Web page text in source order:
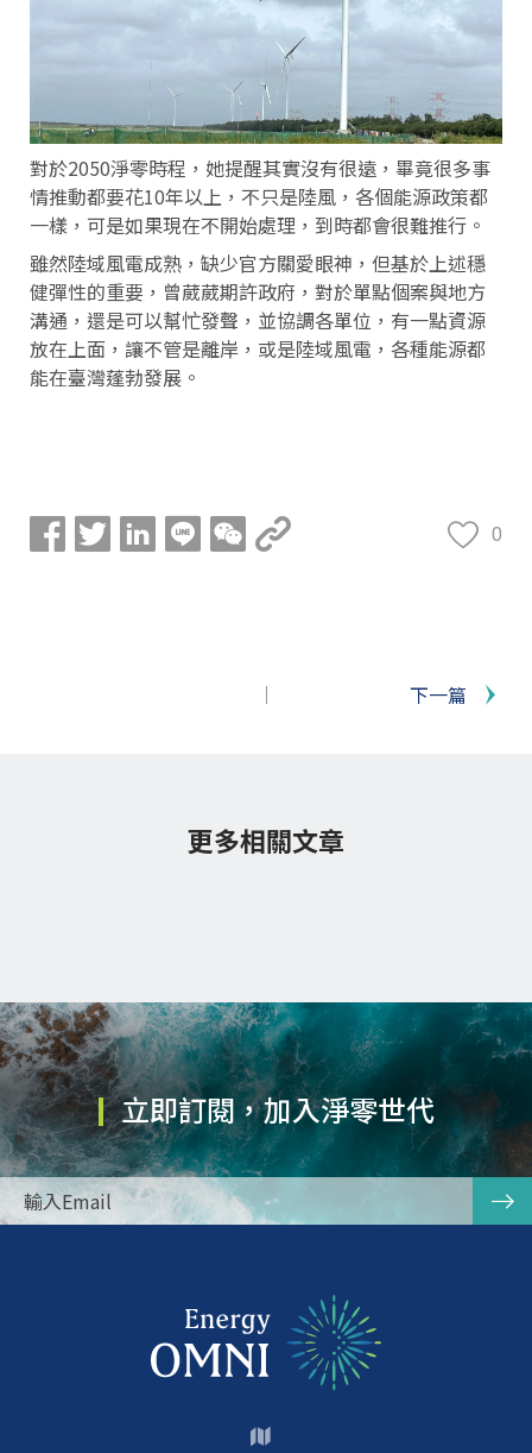
對於2050淨零時程，她提醒其實沒有很遠，畢竟很多事
情推動都要花10年以上，不只是陸風，各個能源政策都
一樣，可是如果現在不開始處理，到時都會很難推行。
雖然陸域風電成熟，缺少官方關愛眼神，但基於上述穩
健彈性的重要，曾葳葳期許政府，對於單點個案與地方
溝通，還是可以幫忙發聲，並協調各單位，有一點資源
放在上面，讓不管是離岸，或是陸域風電，各種能源都
能在臺灣蓬勃發展。
0
下一篇
更多相關文章
立即訂閱，加入淨零世代